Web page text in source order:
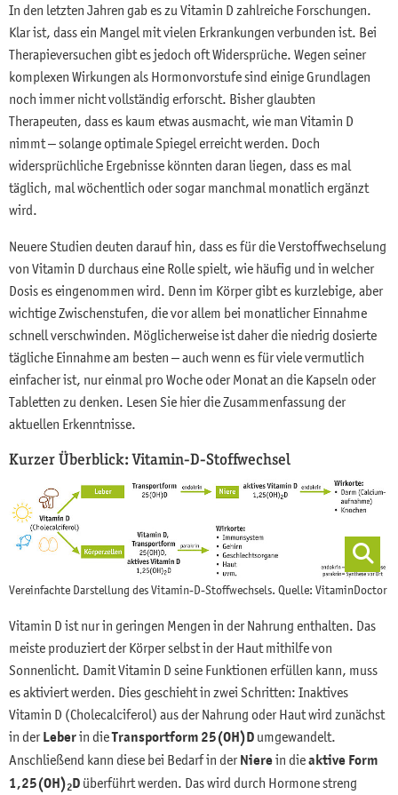
In den letzten Jahren gab es zu Vitamin D zahlreiche Forschungen.
Klar ist, dass ein Mangel mit vielen Erkrankungen verbunden ist. Bei
Therapieversuchen gibt es jedoch oft Widersprüche. Wegen seiner
komplexen Wirkungen als Hormonvorstufe sind einige Grundlagen
noch immer nicht vollständig erforscht. Bisher glaubten
Therapeuten, dass es kaum etwas ausmacht, wie man Vitamin D
nimmt – solange optimale Spiegel erreicht werden. Doch
widersprüchliche Ergebnisse könnten daran liegen, dass es mal
täglich, mal wöchentlich oder sogar manchmal monatlich ergänzt
wird.
Neuere Studien deuten darauf hin, dass es für die Verstoffwechselung
von Vitamin D durchaus eine Rolle spielt, wie häufig und in welcher
Dosis es eingenommen wird. Denn im Körper gibt es kurzlebige, aber
wichtige Zwischenstufen, die vor allem bei monatlicher Einnahme
schnell verschwinden. Möglicherweise ist daher die niedrig dosierte
tägliche Einnahme am besten – auch wenn es für viele vermutlich
einfacher ist, nur einmal pro Woche oder Monat an die Kapseln oder
Tabletten zu denken. Lesen Sie hier die Zusammenfassung der
aktuellen Erkenntnisse.
Kurzer Überblick: Vitamin-D-Stoffwechsel
Vereinfachte Darstellung des Vitamin-D-Stoffwechsels. Quelle: VitaminDoctor
Vitamin D ist nur in geringen Mengen in der Nahrung enthalten. Das
meiste produziert der Körper selbst in der Haut mithilfe von
Sonnenlicht. Damit Vitamin D seine Funktionen erfüllen kann, muss
es aktiviert werden. Dies geschieht in zwei Schritten: Inaktives
Vitamin D (Cholecalciferol) aus der Nahrung oder Haut wird zunächst
in derLeberin dieTransportform 25(OH)D umgewandelt.
Anschließend kann diese bei Bedarf in derNierein dieaktive Form
1,25(OH)2D überführt werden. Das wird durch Hormone streng